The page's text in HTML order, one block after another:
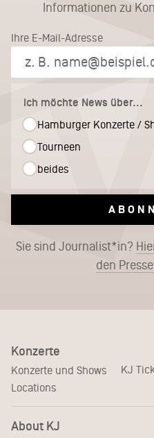
Informationen zu
Ihre E-Mail-Adresse
Ich möchte News über...
Hamburger Konzerte /
Tourneen
beides
Sie sind Journalist*in?
den
Konzerte
Konzerte und Shows KJ
Locations
About KJ